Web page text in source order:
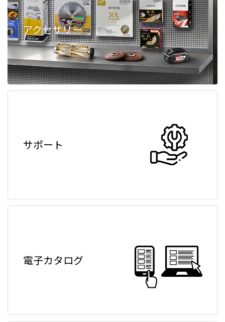
アクセサリー
サポート
電子カタログ